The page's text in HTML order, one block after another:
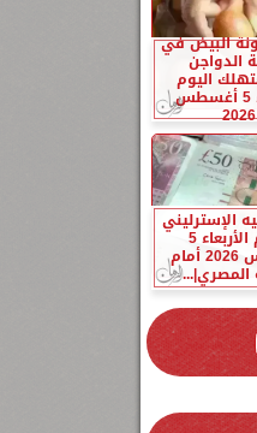
البيض في
الدواجن
اليوم
الأربعاء 5 أغسطس
2026
الإسترليني
اليوم الأربعاء 5
أغسطس 2026 أمام
المصري|...